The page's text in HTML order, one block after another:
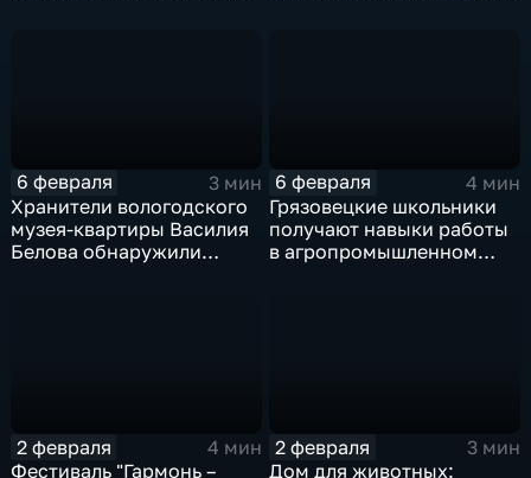
6 февраля
3 мин
Хранители вологодского
музея-квартиры Василия
Белова обнаружили
6 февраля
4 мин
Грязовецкие школьники
получают навыки работы
в агропромышленном
2 февраля
4 мин
Фестиваль "Гармонь –
2 февраля
3 мин
Дом для животных: